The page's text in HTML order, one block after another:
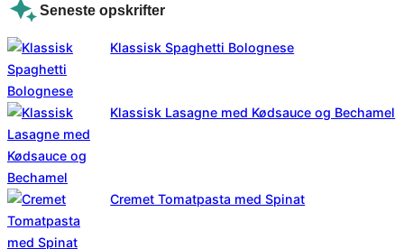
Seneste opskrifter
Klassisk Spaghetti Bolognese
Klassisk Lasagne med Kødsauce og Bechamel
Cremet Tomatpasta med Spinat